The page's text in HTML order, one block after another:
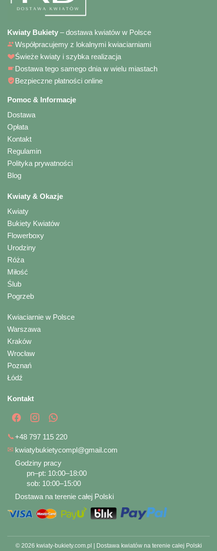
Kwiaty Bukiety – dostawa kwiatów w Polsce
Współpracujemy z lokalnymi kwiaciarniami
Świeże kwiaty i szybka realizacja
Dostawa tego samego dnia w wielu miastach
Bezpieczne płatności online
Pomoc & Informacje
Dostawa
Opłata
Kontakt
Regulamin
Polityka prywatności
Blog
Kwiaty & Okazje
Kwiaty
Bukiety Kwiatów
Flowerboxy
Urodziny
Róża
Miłość
Ślub
Pogrzeb
Kwiaciarnie w Polsce
Warszawa
Kraków
Wrocław
Poznań
Łódź
Kontakt
📞+48 797 115 220
✉ kwiatybukietycompl@gmail.com
Godziny pracy
pn–pt: 10:00–18:00
sob: 10:00–15:00
Dostawa na terenie całej Polski
© 2026 kwiaty-bukiety.com.pl | Dostawa kwiatów na terenie całej Polski